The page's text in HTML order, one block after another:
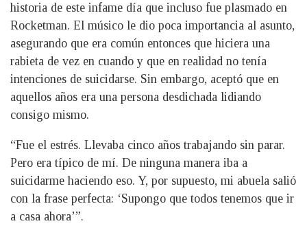
historia de este infame día que incluso fue plasmado en
Rocketman. El músico le dio poca importancia al asunto,
asegurando que era común entonces que hiciera una
rabieta de vez en cuando y que en realidad no tenía
intenciones de suicidarse. Sin embargo, aceptó que en
aquellos años era una persona desdichada lidiando
consigo mismo.
“Fue el estrés. Llevaba cinco años trabajando sin parar.
Pero era típico de mí. De ninguna manera iba a
suicidarme haciendo eso. Y, por supuesto, mi abuela salió
con la frase perfecta: ‘Supongo que todos tenemos que ir
a casa ahora’”.